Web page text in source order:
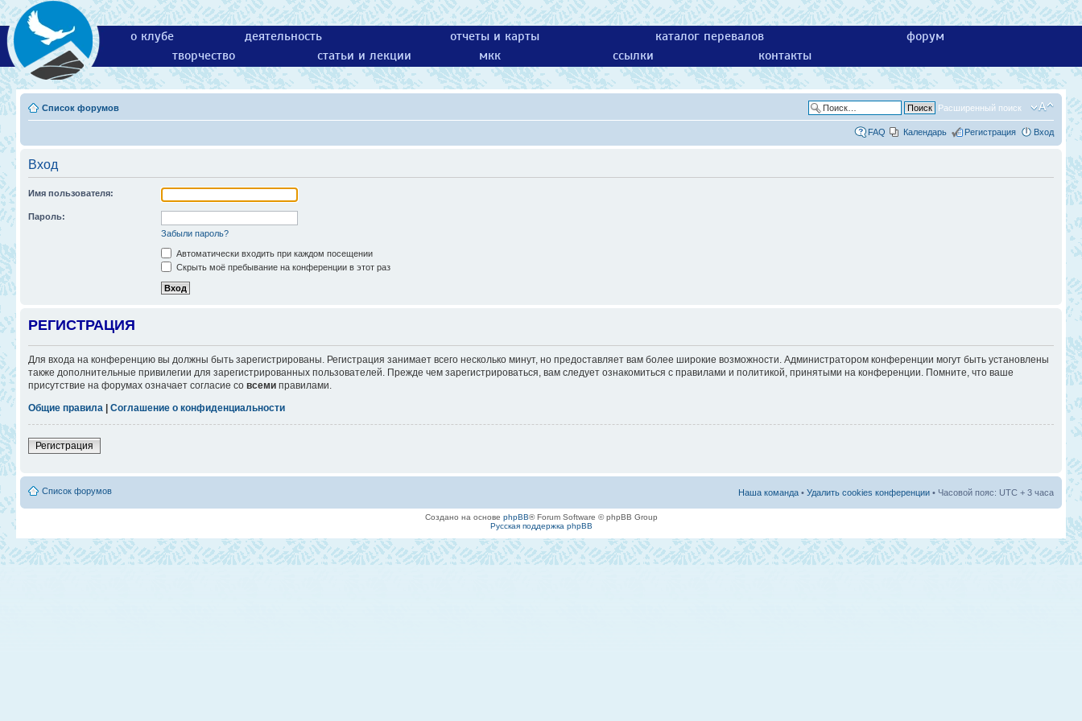
о клубе деятельность отчеты и карты каталог перевалов
форум
творчество
статьи и лекции мкк ссылки контакты
Список форумов Расширенный поиск
FAQ Календарь Регистрация Вход
Вход
Имя пользователя:
Пароль:
Забыли пароль?
Автоматически входить при каждом посещении
Скрыть моё пребывание на конференции в этот раз
РЕГИСТРАЦИЯ
Для входа на конференцию вы должны быть зарегистрированы. Регистрация занимает всего несколько минут, но предоставляет вам более широкие возможности. Администратором конференции могут быть установлены
также дополнительные привилегии для зарегистрированных пользователей. Прежде чем зарегистрироваться, вам следует ознакомиться с правилами и политикой, принятыми на конференции. Помните, что ваше
присутствие на форумах означает согласие со всеми правилами.
Общие правила | Соглашение о конфиденциальности
Регистрация
Список форумов Наша команда • Удалить cookies конференции • Часовой пояс: UTC + 3 часа
Создано на основе phpBB® Forum Software © phpBB Group
Русская поддержка phpBB